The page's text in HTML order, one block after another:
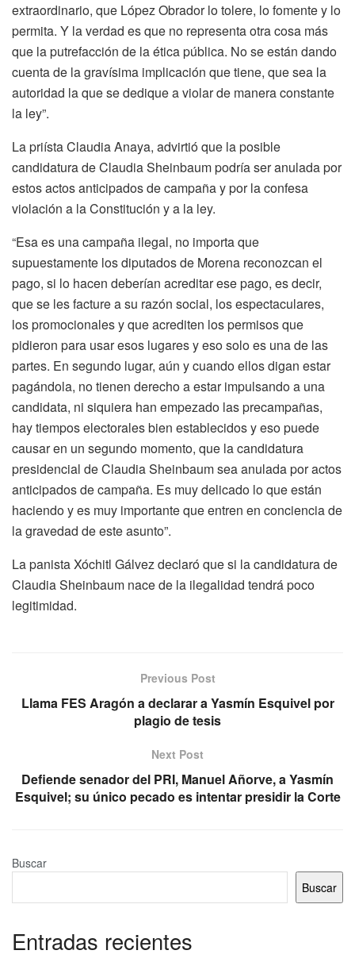
extraordinario, que López Obrador lo tolere, lo fomente y lo
permita. Y la verdad es que no representa otra cosa más
que la putrefacción de la ética pública. No se están dando
cuenta de la gravísima implicación que tiene, que sea la
autoridad la que se dedique a violar de manera constante
la ley”.
La priísta Claudia Anaya, advirtió que la posible
candidatura de Claudia Sheinbaum podría ser anulada por
estos actos anticipados de campaña y por la confesa
violación a la Constitución y a la ley.
“Esa es una campaña ilegal, no importa que
supuestamente los diputados de Morena reconozcan el
pago, si lo hacen deberían acreditar ese pago, es decir,
que se les facture a su razón social, los espectaculares,
los promocionales y que acrediten los permisos que
pidieron para usar esos lugares y eso solo es una de las
partes. En segundo lugar, aún y cuando ellos digan estar
pagándola, no tienen derecho a estar impulsando a una
candidata, ni siquiera han empezado las precampañas,
hay tiempos electorales bien establecidos y eso puede
causar en un segundo momento, que la candidatura
presidencial de Claudia Sheinbaum sea anulada por actos
anticipados de campaña. Es muy delicado lo que están
haciendo y es muy importante que entren en conciencia de
la gravedad de este asunto”.
La panista Xóchitl Gálvez declaró que si la candidatura de
Claudia Sheinbaum nace de la ilegalidad tendrá poco
legitimidad.
Previous Post
Llama FES Aragón a declarar a Yasmín Esquivel por
plagio de tesis
Next Post
Defiende senador del PRI, Manuel Añorve, a Yasmín
Esquivel; su único pecado es intentar presidir la Corte
Buscar
Buscar
Entradas recientes